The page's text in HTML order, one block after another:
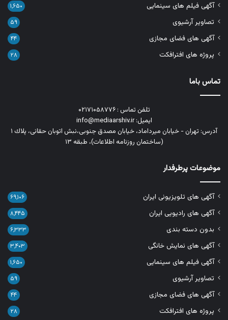
آگهی فیلم های سینمایی ۱,۶۵۰
تصاویر آرشیوی ۵۹
آگهی های فضای مجازی ۴۴
پروژه های افترافکت ۲۸
تماس باما
تلفن تماس : ۰۲۱۷۱۰۵۸۷۷۶
ایمیل: info@mediaarshiv.ir
آدرس: تهران - خیابان میرداماد، خیابان مصدق جنوبی،نبش اتوبان حقانی، پلاك ١
(ساختمان روزنامه اطلاعات)، طبقه ۱۳
موضوعات پرطرفدار
آگهی های تلویزیونی ایران ۶۹,۱۰۶
آگهی های رادیویی ایران ۸,۴۴۵
بدون دسته بندی ۶,۳۳۳
آگهی های نمایش خانگی ۳,۴۰۳
آگهی فیلم های سینمایی ۱,۶۵۰
تصاویر آرشیوی ۵۹
آگهی های فضای مجازی ۴۴
پروژه های افترافکت ۲۸